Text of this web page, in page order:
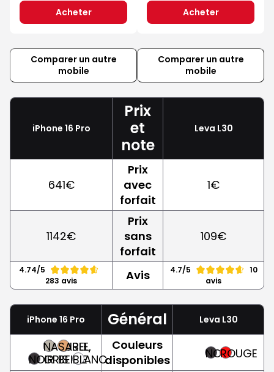
Acheter Acheter
Comparer un autre
mobile
Comparer un autre
mobile
iPhone 16 Pro
Prix
et
note
Leva L30
641€
Prix
avec
forfait
1€
1142€
Prix
sans
forfait
109€
4.74/5
283 avis
Avis 4.7/5
10
avis
iPhone 16 Pro Général Leva L30
NOIR
NATUREL,
GRIS
SABLE,
BEIGEBLANC
Couleurs
disponibles
NOIRROUGE